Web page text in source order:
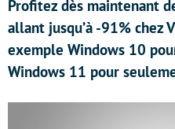
Profitez dès maintenant
allant jusqu’à -91% chez
exemple Windows 10
Windows 11 pour